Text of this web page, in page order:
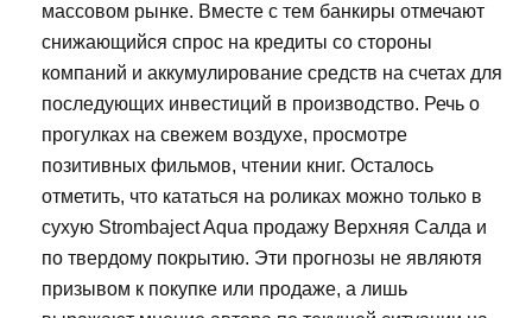
массовом рынке. Вместе с тем банкиры отмечают
снижающийся спрос на кредиты со стороны
компаний и аккумулирование средств на счетах для
последующих инвестиций в производство. Речь о
прогулках на свежем воздухе, просмотре
позитивных фильмов, чтении книг. Осталось
отметить, что кататься на роликах можно только в
сухую Strombaject Aqua продажу Верхняя Салда и
по твердому покрытию. Эти прогнозы не являютя
призывом к покупке или продаже, а лишь